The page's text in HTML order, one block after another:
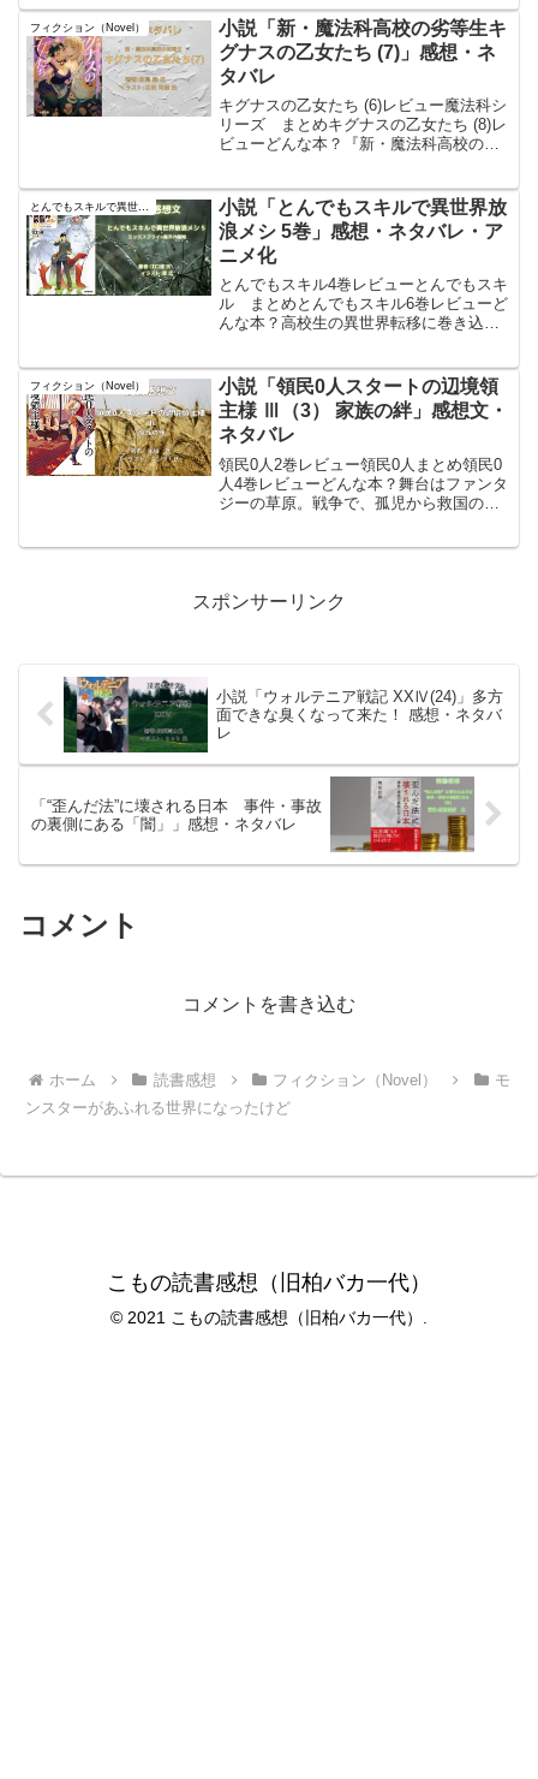
イムスリップし、織田信長の元で仕える
という展開が特徴。元...
フィクション（Novel）
小説「新・魔法科高校の劣等生キ
グナスの乙女たち (7)」感想・ネ
タバレ
キグナスの乙女たち (6)レビュー魔法科シ
リーズ まとめキグナスの乙女たち (8)レ
ビューどんな本？『新・魔法科高校の劣
う少女たちの日常と成長を描くライトノ
ベルであ...
とんでもスキルで異世界放浪メシ
小説「とんでもスキルで異世界放
浪メシ 5巻」感想・ネタバレ・ア
ニメ化
とんでもスキル4巻レビューとんでもスキ
ル まとめとんでもスキル6巻レビューど
んな本？高校生の異世界転移に巻き込ま
別の国へ行く。その道中に、ムコーダの
料理に魅入られた伝説...
フィクション（Novel）
小説「領民0人スタートの辺境領
主様 Ⅲ（3） 家族の絆」感想文・
ネタバレ
領民0人2巻レビュー領民0人まとめ領民0
人4巻レビューどんな本？舞台はファンタ
ジーの草原。戦争で、孤児から救国の英
スポンサーリンク
小説「ウォルテニア戦記 XXⅣ(24)」多方
面できな臭くなって来た！ 感想・ネタバ
レ
「“歪んだ法”に壊される日本 事件・事故
の裏側にある「闇」」感想・ネタバレ
コメント
コメントを書き込む
ホーム 読書感想 フィクション（Novel）
モ
ンスターがあふれる世界になったけど
こもの読書感想（旧柏バカ一代）
© 2021 こもの読書感想（旧柏バカ一代）.